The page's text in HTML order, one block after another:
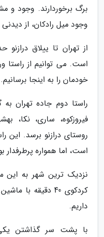
برگ برخوردارند. وجود
وجود میل رادکان، از
است. می توانیم از راستا
خودمان را به اینجا برسانیم.
راستا دوم جاده تهران
فیروزکوه، ساری، نکا،
روستای درازنو برسد. این
است، اما همواره
نزدیک ترین شهر به این
کردکوی 40 دقیقه
داریم.
با پشت سر گذاشتن